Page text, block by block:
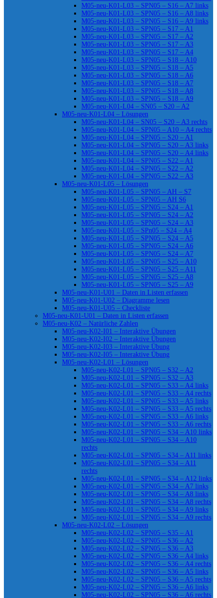
M05-neu-K01-L03 – SPN05 – S16 – A7 links
M05-neu-K01-L03 – SPN05 – S16 – A8 links
M05-neu-K01-L03 – SPN05 – S16 – A9 links
M05-neu-K01-L03 – SPN05 – S17 – A1
M05-neu-K01-L03 – SPN05 – S17 – A2
M05-neu-K01-L03 – SPN05 – S17 – A3
M05-neu-K01-L03 – SPN05 – S17 – A4
M05-neu-K01-L03 – SPN05 – S18 – A10
M05-neu-K01-L03 – SPN05 – S18 – A5
M05-neu-K01-L03 – SPN05 – S18 – A6
M05-neu-K01-L03 – SPN05 – S18 – A7
M05-neu-K01-L03 – SPN05 – S18 – A8
M05-neu-K01-L03 – SPN05 – S18 – A9
M05-neu-K01-L04 – SN05 – S20 – A2
M05-neu-K01-L04 – Lösungen
M05-neu-K01-L04 – SN05 – S20 – A3 rechts
M05-neu-K01-L04 – SPN05 – A10 – A4 rechts
M05-neu-K01-L04 – SPN05 – S20 – A1
M05-neu-K01-L04 – SPN05 – S20 – A3 links
M05-neu-K01-L04 – SPN05 – S20 – A4 links
M05-neu-K01-L04 – SPN05 – S22 – A1
M05-neu-K01-L04 – SPN05 – S22 – A2
M05-neu-K01-L04 – SPN05 – S22 – A3
M05-neu-K01-L05 – Lösungen
M05-neu-K01-L05 – SPN05 – AH – S7
M05-neu-K01-L05 – SPN05 – AH S6
M05-neu-K01-L05 – SPN05 – S24 – A1
M05-neu-K01-L05 – SPN05 – S24 – A2
M05-neu-K01-L05 – SPN05 – S24 – A3
M05-neu-K01-L05 – SPn05 – S24 – A4
M05-neu-K01-L05 – SPN05 – S24 – A5
M05-neu-K01-L05 – SPN05 – S24 – A6
M05-neu-K01-L05 – SPN05 – S24 – A7
M05-neu-K01-L05 – SPN05 – S25 – A10
M05-neu-K01-L05 – SPN05 – S25 – A11
M05-neu-K01-L05 – SPN05 – S25 – A8
M05-neu-K01-L05 – SPN05 – S25 – A9
M05-neu-K01-U01 – Daten in Listen erfassen
M05-neu-K01-U02 – Diagramme lesen
M05-neu-K01-U05 – Checkliste
M05-neu-K01-U01 – Daten in Listen erfassen
M05-neu-K02 – Natürliche Zahlen
M05-neu-K02-I01 – Interaktive Übungen
M05-neu-K02-I02 – Interaktive Übungen
M05-neu-K02-I03 – Interaktive Übung
M05-neu-K02-I05 – Interaktive Übung
M05-neu-K02-L01 – Lösungen
M05-neu-K02-L01 – SPN05 – S32 – A2
M05-neu-K02-L01 – SPN05 – S32 – A3
M05-neu-K02-L01 – SPN05 – S33 – A4 links
M05-neu-K02-L01 – SPN05 – S33 – A4 rechts
M05-neu-K02-L01 – SPN05 – S33 – A5 links
M05-neu-K02-L01 – SPN05 – S33 – A5 rechts
M05-neu-K02-L01 – SPN05 – S33 – A6 links
M05-neu-K02-L01 – SPN05 – S33 – A6 rechts
M05-neu-K02-L01 – SPN05 – S34 – A10 links
M05-neu-K02-L01 – SPN05 – S34 – A10
rechts
M05-neu-K02-L01 – SPN05 – S34 – A11 links
M05-neu-K02-L01 – SPN05 – S34 – A11
rechts
M05-neu-K02-L01 – SPN05 – S34 – A12 links
M05-neu-K02-L01 – SPN05 – S34 – A7 links
M05-neu-K02-L01 – SPN05 – S34 – A8 links
M05-neu-K02-L01 – SPN05 – S34 – A8 rechts
M05-neu-K02-L01 – SPN05 – S34 – A9 links
M05-neu-K02-L01 – SPN05 – S34 – A9 rechts
M05-neu-K02-L02 – Lösungen
M05-neu-K02-L02 – SPN05 – S35 – A1
M05-neu-K02-L02 – SPN05 – S36 – A2
M05-neu-K02-L02 – SPN05 – S36 – A3
M05-neu-K02-L02 – SPN05 – S36 – A4 links
M05-neu-K02-L02 – SPN05 – S36 – A4 rechts
M05-neu-K02-L02 – SPN05 – S36 – A5 links
M05-neu-K02-L02 – SPN05 – S36 – A5 rechts
M05-neu-K02-L02 – SPN05 – S36 – A6 links
M05-neu-K02-L02 – SPN05 – S36 – A6 rechts